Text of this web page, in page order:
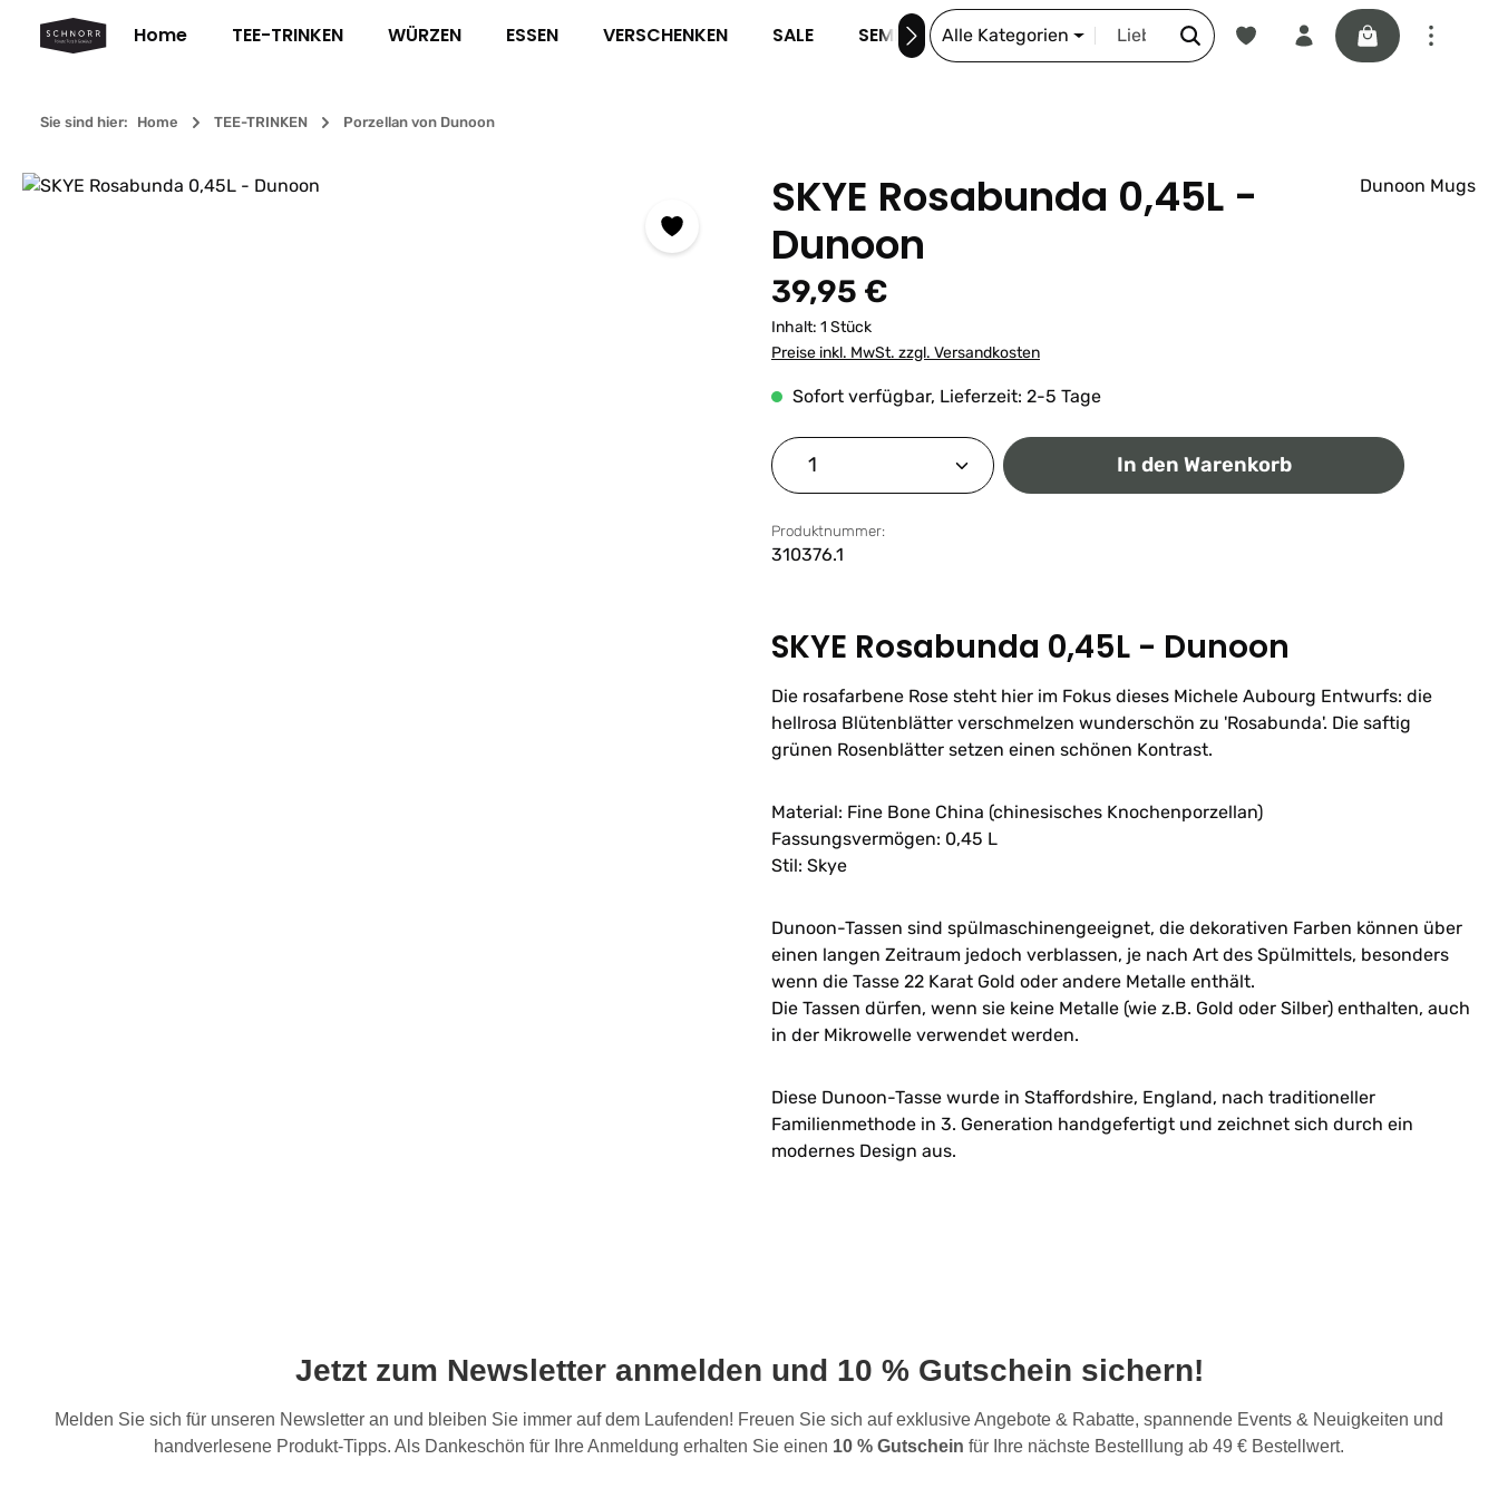
Hauptinhalt springen
Zur Suche springen
Zur Hauptnavigation springen
Home TEE-TRINKEN WÜRZEN ESSEN VERSCHENKEN SALE SEMINARE DIE SCHNORR-STORY
Alle Kategorien
Du hast 0 Produkte auf dem
Warenkorb
Sie sind hier: Home TEE-TRINKEN Porzellan von Dunoon
Bildergalerie überspringen
SKYE Rosabunda 0,45L -
Dunoon
Dunoon Mugs
Regulärer Preis:
39,95 €
Inhalt: 1 Stück
Preise inkl. MwSt. zzgl. Versandkosten
Sofort verfügbar, Lieferzeit: 2-5 Tage
Produkt Anzahl: Gib den gewünschten Wert ein oder
In den Warenkorb
Produktnummer:
310376.1
SKYE Rosabunda 0,45L - Dunoon
Die rosafarbene Rose steht hier im Fokus dieses Michele Aubourg Entwurfs: die
hellrosa Blütenblätter verschmelzen wunderschön zu 'Rosabunda'. Die saftig
grünen Rosenblätter setzen einen schönen Kontrast.
Material: Fine Bone China (chinesisches Knochenporzellan)
Fassungsvermögen: 0,45 L
Stil: Skye
Dunoon-Tassen sind spülmaschinengeeignet, die dekorativen Farben können über
einen langen Zeitraum jedoch verblassen, je nach Art des Spülmittels, besonders
wenn die Tasse 22 Karat Gold oder andere Metalle enthält.
Die Tassen dürfen, wenn sie keine Metalle (wie z.B. Gold oder Silber) enthalten, auch
in der Mikrowelle verwendet werden.
Diese Dunoon-Tasse wurde in Staffordshire, England, nach traditioneller
Familienmethode in 3. Generation handgefertigt und zeichnet sich durch ein
modernes Design aus.
Jetzt zum Newsletter anmelden und 10 % Gutschein sichern!
Melden Sie sich für unseren Newsletter an und bleiben Sie immer auf dem Laufenden! Freuen Sie sich auf exklusive Angebote & Rabatte, spannende Events & Neuigkeiten und
handverlesene Produkt-Tipps. Als Dankeschön für Ihre Anmeldung erhalten Sie einen 10 % Gutschein für Ihre nächste Bestelllung ab 49 € Bestellwert.